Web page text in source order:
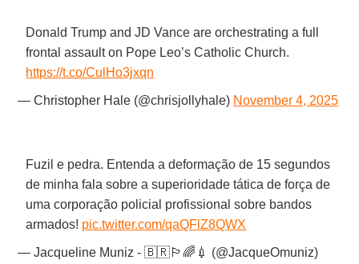
Donald Trump and JD Vance are orchestrating a full
frontal assault on Pope Leo’s Catholic Church.
https://t.co/CulHo3jxqn
— Christopher Hale (@chrisjollyhale) November 4, 2025
Fuzil e pedra. Entenda a deformação de 15 segundos
de minha fala sobre a superioridade tática de força de
uma corporação policial profissional sobre bandos
armados! pic.twitter.com/qaQFlZ8QWX
— Jacqueline Muniz - 🇧🇷🏳️‍🌈💉 (@JacqueOmuniz)